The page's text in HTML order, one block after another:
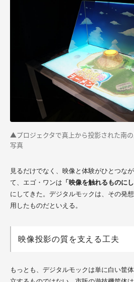
▲プロジェクタで真上から投影された南
写真
見るだけでなく、映像と体験がひとつな
て、エゴ・ワンは 「映像を触れるものにし
にしてきた。デジタルモックは、その発
用したものだといえる。
映像投影の質を支える工夫
もっとも、デジタルモックは単に白い筐